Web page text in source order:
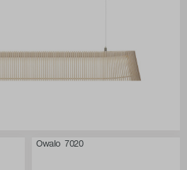
Owalo 7020